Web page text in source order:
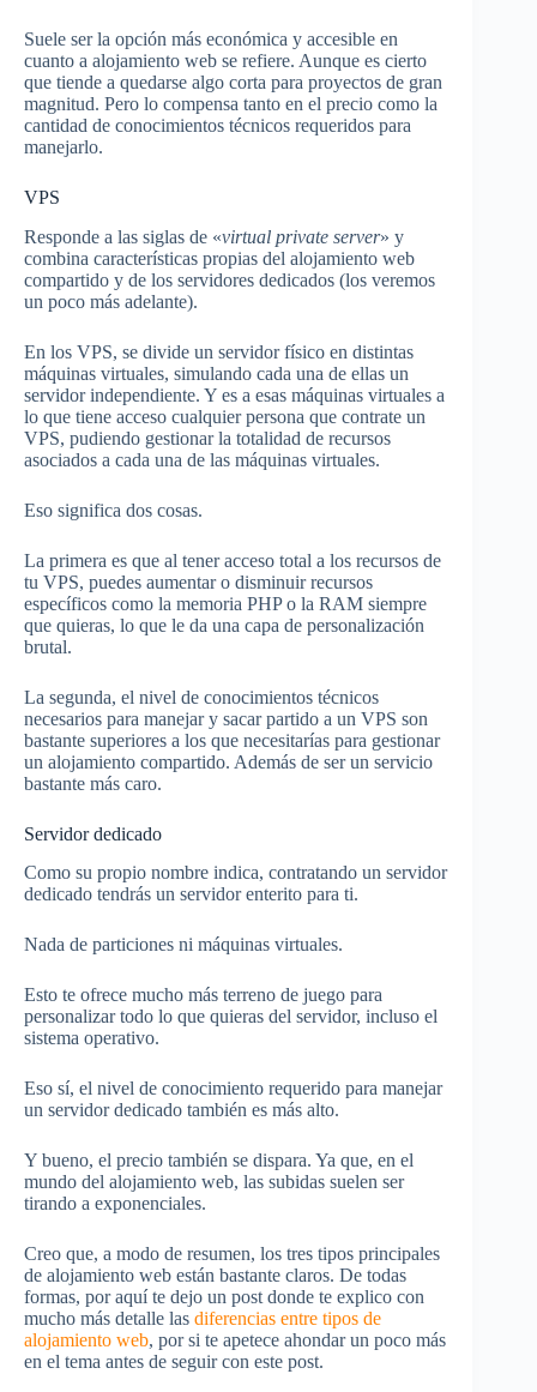
Suele ser la opción más económica y accesible en
cuanto a alojamiento web se refiere. Aunque es cierto
que tiende a quedarse algo corta para proyectos de gran
magnitud. Pero lo compensa tanto en el precio como la
cantidad de conocimientos técnicos requeridos para
manejarlo.
VPS
Responde a las siglas de «virtual private server» y
combina características propias del alojamiento web
compartido y de los servidores dedicados (los veremos
un poco más adelante).
En los VPS, se divide un servidor físico en distintas
máquinas virtuales, simulando cada una de ellas un
servidor independiente. Y es a esas máquinas virtuales a
lo que tiene acceso cualquier persona que contrate un
VPS, pudiendo gestionar la totalidad de recursos
asociados a cada una de las máquinas virtuales.
Eso significa dos cosas.
La primera es que al tener acceso total a los recursos de
tu VPS, puedes aumentar o disminuir recursos
específicos como la memoria PHP o la RAM siempre
que quieras, lo que le da una capa de personalización
brutal.
La segunda, el nivel de conocimientos técnicos
necesarios para manejar y sacar partido a un VPS son
bastante superiores a los que necesitarías para gestionar
un alojamiento compartido. Además de ser un servicio
bastante más caro.
Servidor dedicado
Como su propio nombre indica, contratando un servidor
dedicado tendrás un servidor enterito para ti.
Nada de particiones ni máquinas virtuales.
Esto te ofrece mucho más terreno de juego para
personalizar todo lo que quieras del servidor, incluso el
sistema operativo.
Eso sí, el nivel de conocimiento requerido para manejar
un servidor dedicado también es más alto.
Y bueno, el precio también se dispara. Ya que, en el
mundo del alojamiento web, las subidas suelen ser
tirando a exponenciales.
Creo que, a modo de resumen, los tres tipos principales
de alojamiento web están bastante claros. De todas
formas, por aquí te dejo un post donde te explico con
mucho más detalle las diferencias entre tipos de
alojamiento web, por si te apetece ahondar un poco más
en el tema antes de seguir con este post.